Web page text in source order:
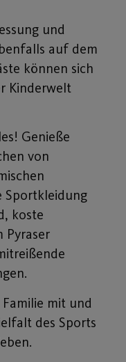
und
auf dem
können sich
Kinderwelt
Genieße
von
Sportkleidung
koste
Pyraser
mit und
des Sports